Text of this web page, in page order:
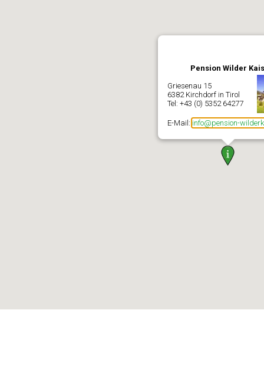
Pension Wilder
Griesenau 15
6382 Kirchdorf in Tirol
Tel: +43 (0) 5352 64277
E-Mail: info@pension-